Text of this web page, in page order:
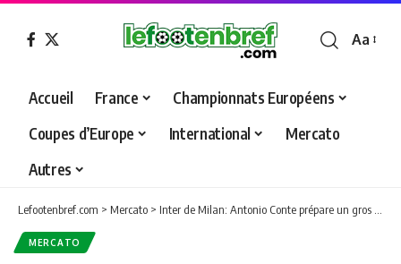
Font
Aa
Accueil France
Championnats Européens
Coupes d’Europe
International
Mercato
Autres
Lefootenbref.com > Mercato > Inter de Milan: Antonio Conte prépare un gros coup contre Chelsea
MERCATO